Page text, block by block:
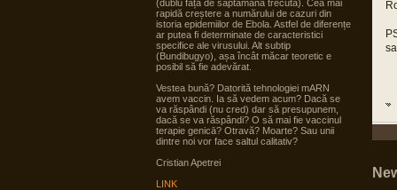
(dublu față de săptămâna trecută). Cea mai
rapidă creștere a numărului de cazuri din
istoria epidemiilor de Ebola. Astfel de diferențe
ar putea fi determinate de caracteristici
specifice ale virusului. Alt subtip
(Bundibugyo), așa încât măcar teoretic e
posibil să fie adevărat.
Vestea bună? Datorită tehnologiei mARN
avem vaccin. Ia să vedem acum? Dacă se
va răspândi (nu cred) dar să presupunem,
dacă se va răspândi? O să mai fie vaccinul
terapie genicā? Otravă? Moarte? Sau unii
dintre noi vor face saltul calitativ?
Cristian Apetrei
LINK